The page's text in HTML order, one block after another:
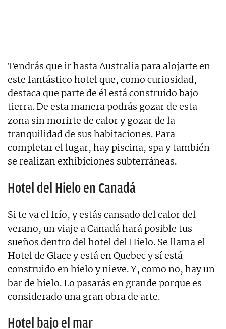
Tendrás que ir hasta Australia para alojarte en
este fantástico hotel que, como curiosidad,
destaca que parte de él está construido bajo
tierra. De esta manera podrás gozar de esta
zona sin morirte de calor y gozar de la
tranquilidad de sus habitaciones. Para
completar el lugar, hay piscina, spa y también
se realizan exhibiciones subterráneas.
Hotel del Hielo en Canadá
Si te va el frío, y estás cansado del calor del
verano, un viaje a Canadá hará posible tus
sueños dentro del hotel del Hielo. Se llama el
Hotel de Glace y está en Quebec y sí está
construido en hielo y nieve. Y, como no, hay un
bar de hielo. Lo pasarás en grande porque es
considerado una gran obra de arte.
Hotel bajo el mar